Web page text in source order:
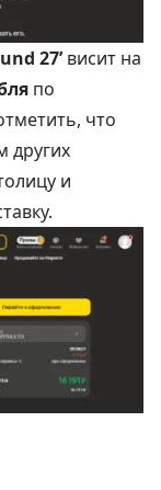
27’висит на
по
что
других
и